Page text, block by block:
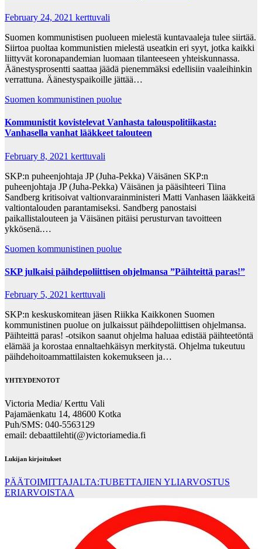
February 24, 2021 kerttuvali
Suomen kommunistisen puolueen mielestä kuntavaaleja tulee siirtää.
Siirtoa puoltaa kommunistien mielestä useatkin eri syyt, jotka kaikki
liittyvät koronapandemian luomaan tilanteeseen yhteiskunnassa.
Äänestysprosentti saattaa jäädä pienemmäksi edellisiin vaaleihinkin
verrattuna. Äänestyspaikoille jättää…
Suomen kommunistinen puolue
Kommunistit kovistelevat Vanhasta talouspolitiikasta:
Vanhasella vanhat lääkkeet talouteen
February 8, 2021 kerttuvali
SKP:n puheenjohtaja JP (Juha-Pekka) Väisänen SKP:n
puheenjohtaja JP (Juha-Pekka) Väisänen ja pääsihteeri Tiina
Sandberg kritisoivat valtionvarainministeri Matti Vanhasen lääkkeitä
valtiontalouden parantamiseksi. Sandberg panostaisi
paikallistalouteen ja Väisänen pitäisi perusturvan tavoitteen
ykkösenä.…
Suomen kommunistinen puolue
SKP julkaisi päihdepoliittisen ohjelmansa ”Päihteittä paras!”
February 5, 2021 kerttuvali
SKP:n keskuskomitean jäsen Riikka Kaikkonen Suomen
kommunistinen puolue on julkaissut päihdepoliittisen ohjelmansa.
Päihteittä paras! -otsikon saanut ohjelma haluaa edistää päihteetöntä
elämää ja korostaa ennaltaehkäisyn merkitystä. Ohjelma tukeutuu
päihdehoitoammattilaisten kokemukseen ja…
YHTEYDENOTOT
Victoria Media/ Kerttu Vali
Pajamäenkatu 14, 48600 Kotka
Puh/SMS: 040-5563129
email: debaattilehti(@)victoriamedia.fi
Lukijan kirjoitukset
PÄÄTOIMITTAJALTA:TUBETTAJIEN YLIARVOSTUS
ERIARVOISTAA